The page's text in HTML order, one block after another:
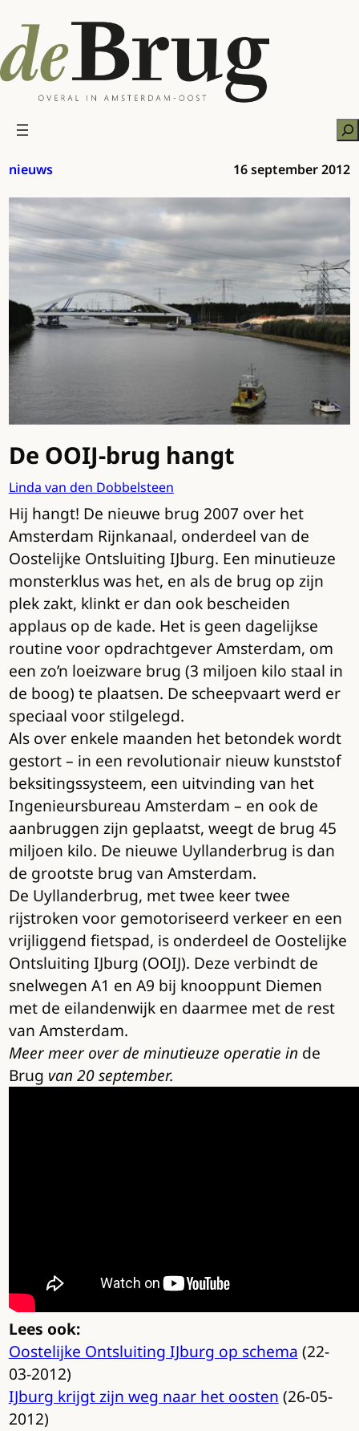
naar
de
inhoud
nieuws 16 september 2012
De OOIJ-brug hangt
Linda van den Dobbelsteen
Hij hangt! De nieuwe brug 2007 over het
Amsterdam Rijnkanaal, onderdeel van de
Oostelijke Ontsluiting IJburg. Een minutieuze
monsterklus was het, en als de brug op zijn
plek zakt, klinkt er dan ook bescheiden
applaus op de kade. Het is geen dagelijkse
routine voor opdrachtgever Amsterdam, om
een zo’n loeizware brug (3 miljoen kilo staal in
de boog) te plaatsen. De scheepvaart werd er
speciaal voor stilgelegd.
Als over enkele maanden het betondek wordt
gestort – in een revolutionair nieuw kunststof
beksitingssysteem, een uitvinding van het
Ingenieursbureau Amsterdam – en ook de
aanbruggen zijn geplaatst, weegt de brug 45
miljoen kilo. De nieuwe Uyllanderbrug is dan
de grootste brug van Amsterdam.
De Uyllanderbrug, met twee keer twee
rijstroken voor gemotoriseerd verkeer en een
vrijliggend fietspad, is onderdeel de Oostelijke
Ontsluiting IJburg (OOIJ). Deze verbindt de
snelwegen A1 en A9 bij knooppunt Diemen
met de eilandenwijk en daarmee met de rest
van Amsterdam.
Meer meer over de minutieuze operatie in de
Brug van 20 september.
Lees ook:
Oostelijke Ontsluiting IJburg op schema (22-
03-2012)
IJburg krijgt zijn weg naar het oosten (26-05-
2012)